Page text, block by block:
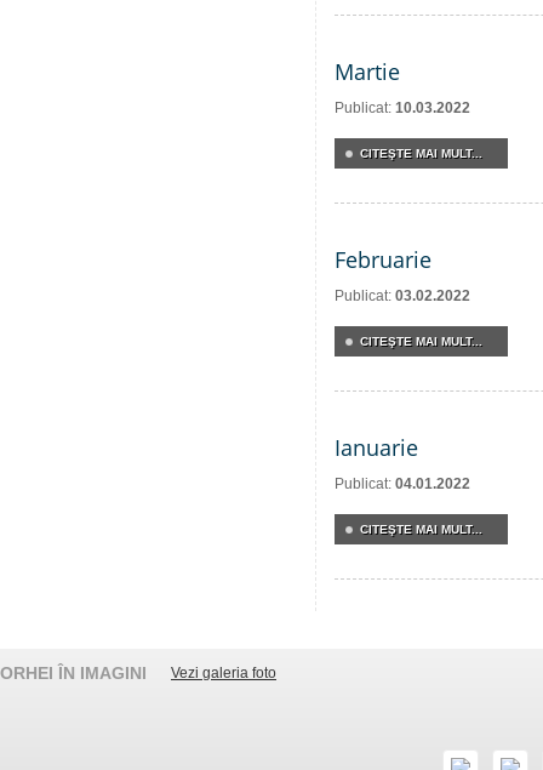
Martie
Publicat: 10.03.2022
CITEŞTE MAI MULT...
Februarie
Publicat: 03.02.2022
CITEŞTE MAI MULT...
Ianuarie
Publicat: 04.01.2022
CITEŞTE MAI MULT...
ORHEI ÎN IMAGINI Vezi galeria foto